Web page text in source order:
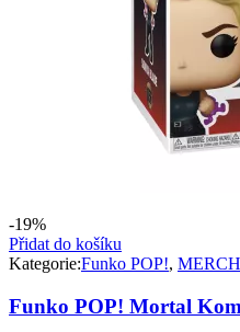
-19%
Přidat do košíku
Kategorie:Funko POP!, MERCH
Funko POP! Mortal